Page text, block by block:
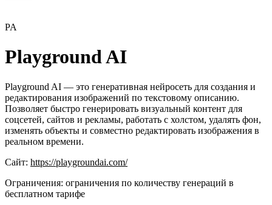
PA
Playground AI
Playground AI — это генеративная нейросеть для создания и
редактирования изображений по текстовому описанию.
Позволяет быстро генерировать визуальный контент для
соцсетей, сайтов и рекламы, работать с холстом, удалять фон,
изменять объекты и совместно редактировать изображения в
реальном времени.
Сайт: https://playgroundai.com/
Ограничения: ограничения по количеству генераций в
бесплатном тарифе